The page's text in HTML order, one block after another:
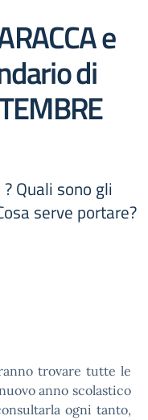
e
di
Quali sono gli
serve portare?
trovare tutte le
anno scolastico
ogni tanto,